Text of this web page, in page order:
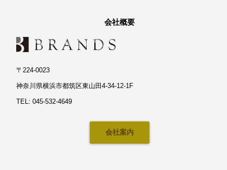
会社概要
〒224-0023
神奈川県横浜市都筑区東山田4-34-12-1F
TEL: 045-532-4649
会社案内